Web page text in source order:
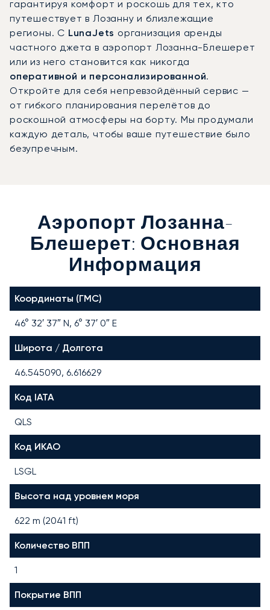
гарантируя комфорт и роскошь для тех, кто
путешествует в Лозанну и близлежащие
регионы. С LunaJets организация аренды
частного джета в аэропорт Лозанна-Блешерет
или из него становится как никогда
оперативной и персонализированной.
Откройте для себя непревзойдённый сервис —
от гибкого планирования перелётов до
роскошной атмосферы на борту. Мы продумали
каждую деталь, чтобы ваше путешествие было
безупречным.
Аэропорт Лозанна-
Блешерет: Основная
Информация
Координаты (ГМС)
46° 32′ 37″ N, 6° 37′ 0″ E
Широта / Долгота
46.545090, 6.616629
Код IATA
QLS
Код ИКАО
LSGL
Высота над уровнем моря
622 m (2041 ft)
Количество ВПП
1
Покрытие ВПП